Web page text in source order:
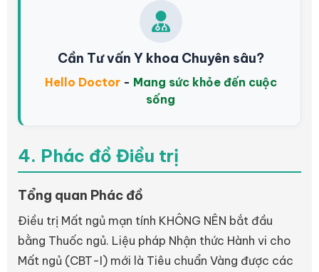
Cần Tư vấn Y khoa Chuyên sâu?
Hello Doctor- Mang sức khỏe đến cuộc
sống
4. Phác đồ Điều trị
Tổng quan Phác đồ
Điều trị Mất ngủ mạn tính KHÔNG NÊN bắt đầu
bằng Thuốc ngủ. Liệu pháp Nhận thức Hành vi cho
Mất ngủ (CBT-I) mới là Tiêu chuẩn Vàng được các